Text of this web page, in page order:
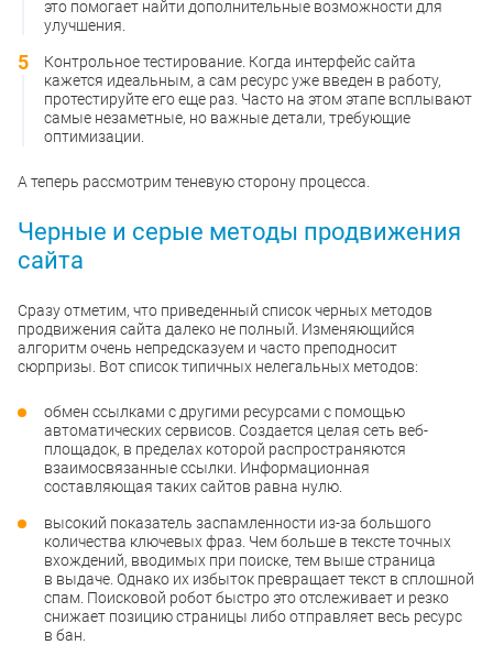
это помогает найти дополнительные возможности для
улучшения.
Контрольное тестирование. Когда интерфейс сайта
кажется идеальным, а сам ресурс уже введен в работу,
протестируйте его еще раз. Часто на этом этапе всплывают
самые незаметные, но важные детали, требующие
оптимизации.
А теперь рассмотрим теневую сторону процесса.
Черные и серые методы продвижения
сайта
Сразу отметим, что приведенный список черных методов
продвижения сайта далеко не полный. Изменяющийся
алгоритм очень непредсказуем и часто преподносит
сюрпризы. Вот список типичных нелегальных методов:
обмен ссылками с другими ресурсами с помощью
автоматических сервисов. Создается целая сеть веб-
площадок, в пределах которой распространяются
взаимосвязанные ссылки. Информационная
составляющая таких сайтов равна нулю.
высокий показатель заспамленности из-за большого
количества ключевых фраз. Чем больше в тексте точных
вхождений, вводимых при поиске, тем выше страница
в выдаче. Однако их избыток превращает текст в сплошной
спам. Поисковой робот быстро это отслеживает и резко
снижает позицию страницы либо отправляет весь ресурс
в бан.